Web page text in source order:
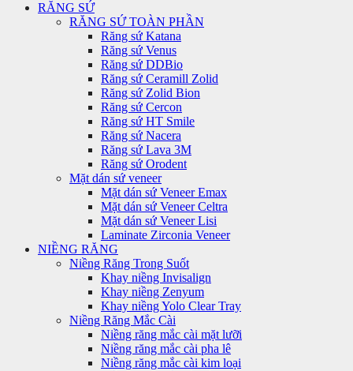
RĂNG SỨ
RĂNG SỨ TOÀN PHẦN
Răng sứ Katana
Răng sứ Venus
Răng sứ DDBio
Răng sứ Ceramill Zolid
Răng sứ Zolid Bion
Răng sứ Cercon
Răng sứ HT Smile
Răng sứ Nacera
Răng sứ Lava 3M
Răng sứ Orodent
Mặt dán sứ veneer
Mặt dán sứ Veneer Emax
Mặt dán sứ Veneer Celtra
Mặt dán sứ Veneer Lisi
Laminate Zirconia Veneer
NIỀNG RĂNG
Niềng Răng Trong Suốt
Khay niềng Invisalign
Khay niềng Zenyum
Khay niềng Yolo Clear Tray
Niềng Răng Mắc Cài
Niềng răng mắc cài mặt lưỡi
Niềng răng mắc cài pha lê
Niềng răng mắc cài kim loại